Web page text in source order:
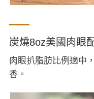
炭燒8oz美國肉眼
肉眼扒脂肪比例適中
香。